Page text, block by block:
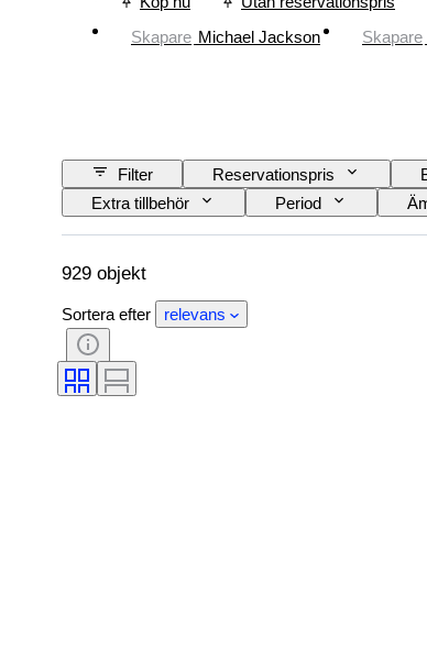
Skapare Michael Jackson Skapare
Filter Reservationspris
Extra tillbehör
Period
Färg
Testad och fungerande
929 objekt
Sortera efter relevans